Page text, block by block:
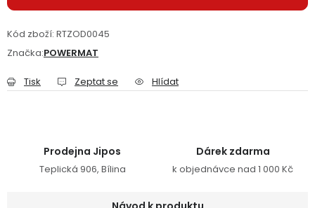
Kód zboží: RTZOD0045
Značka:POWERMAT
Tisk Zeptat se Hlídat
Prodejna Jipos
Teplická 906, Bílina
Dárek zdarma
k objednávce nad 1 000 Kč